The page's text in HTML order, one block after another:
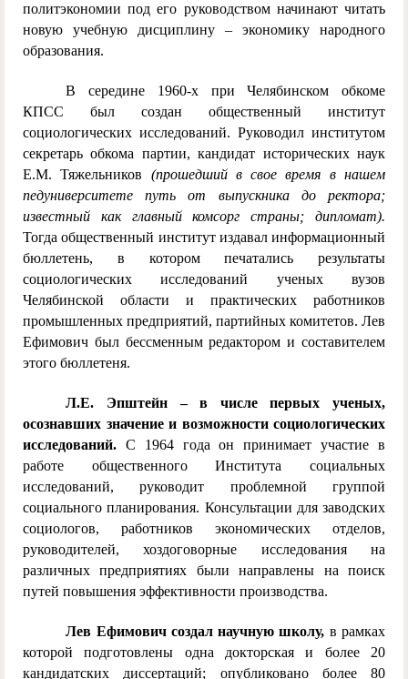
политэкономии под его руководством начинают читать
новую учебную дисциплину – экономику народного
образования.
В середине 1960-х при Челябинском обкоме
КПСС был создан общественный институт
социологических исследований. Руководил институтом
секретарь обкома партии, кандидат исторических наук
Е.М. Тяжельников (прошедший в свое время в нашем
педуниверситете путь от выпускника до ректора;
известный как главный комсорг страны; дипломат).
Тогда общественный институт издавал информационный
бюллетень, в котором печатались результаты
социологических исследований ученых вузов
Челябинской области и практических работников
промышленных предприятий, партийных комитетов. Лев
Ефимович был бессменным редактором и составителем
этого бюллетеня.
Л.Е. Эпштейн – в числе первых ученых,
осознавших значение и возможности социологических
исследований. С 1964 года он принимает участие в
работе общественного Института социальных
исследований, руководит проблемной группой
социального планирования. Консультации для заводских
социологов, работников экономических отделов,
руководителей, хоздоговорные исследования на
различных предприятиях были направлены на поиск
путей повышения эффективности производства.
Лев Ефимович создал научную школу, в рамках
которой подготовлены одна докторская и более 20
кандидатских диссертаций; опубликовано более 80